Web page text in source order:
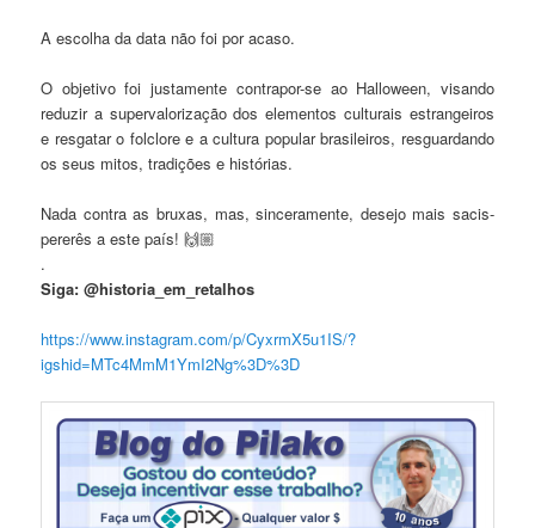
A escolha da data não foi por acaso.
O objetivo foi justamente contrapor-se ao Halloween, visando
reduzir a supervalorização dos elementos culturais estrangeiros
e resgatar o folclore e a cultura popular brasileiros, resguardando
os seus mitos, tradições e histórias.
Nada contra as bruxas, mas, sinceramente, desejo mais sacis-
pererês a este país! 🙌🏼
.
Siga: @historia_em_retalhos
https://www.instagram.com/p/CyxrmX5u1IS/?
igshid=MTc4MmM1YmI2Ng%3D%3D